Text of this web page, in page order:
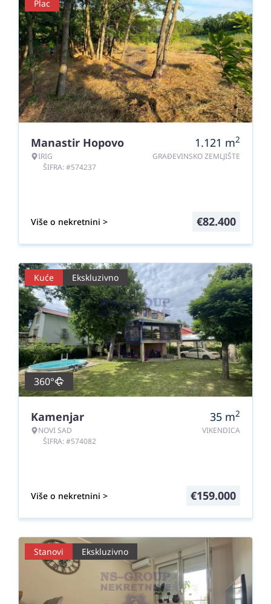
Plac
Manastir Hopovo
IRIG
ŠIFRA: #574237
1.121 m2
GRAĐEVINSKO ZEMLJIŠTE
Više o nekretnini > €82.400
Kuće Ekskluzivno
360°
Kamenjar
NOVI SAD
ŠIFRA: #574082
35 m2
VIKENDICA
Više o nekretnini > €159.000
Stanovi Ekskluzivno